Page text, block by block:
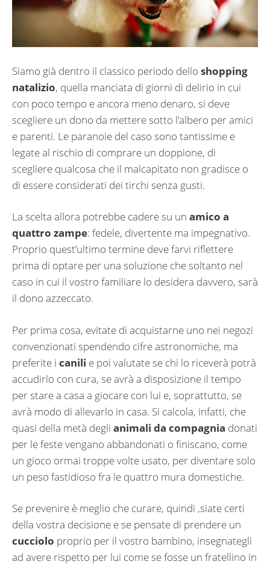
Siamo già dentro il classico periodo dello shopping
natalizio, quella manciata di giorni di delirio in cui
con poco tempo e ancora meno denaro, si deve
scegliere un dono da mettere sotto l’albero per amici
e parenti. Le paranoie del caso sono tantissime e
legate al rischio di comprare un doppione, di
scegliere qualcosa che il malcapitato non gradisce o
di essere considerati dei tirchi senza gusti.
La scelta allora potrebbe cadere su un amico a
quattro zampe: fedele, divertente ma impegnativo.
Proprio quest’ultimo termine deve farvi riflettere
prima di optare per una soluzione che soltanto nel
caso in cui il vostro familiare lo desidera davvero, sarà
il dono azzeccato.
Per prima cosa, evitate di acquistarne uno nei negozi
convenzionati spendendo cifre astronomiche, ma
preferite i canili e poi valutate se chi lo riceverà potrà
accudirlo con cura, se avrà a disposizione il tempo
per stare a casa a giocare con lui e, soprattutto, se
avrà modo di allevarlo in casa. Si calcola, infatti, che
quasi della metà degli animali da compagnia donati
per le feste vengano abbandonati o finiscano, come
un gioco ormai troppe volte usato, per diventare solo
un peso fastidioso fra le quattro mura domestiche.
Se prevenire è meglio che curare, quindi ,siate certi
della vostra decisione e se pensate di prendere un
cucciolo proprio per il vostro bambino, insegnategli
ad avere rispetto per lui come se fosse un fratellino in